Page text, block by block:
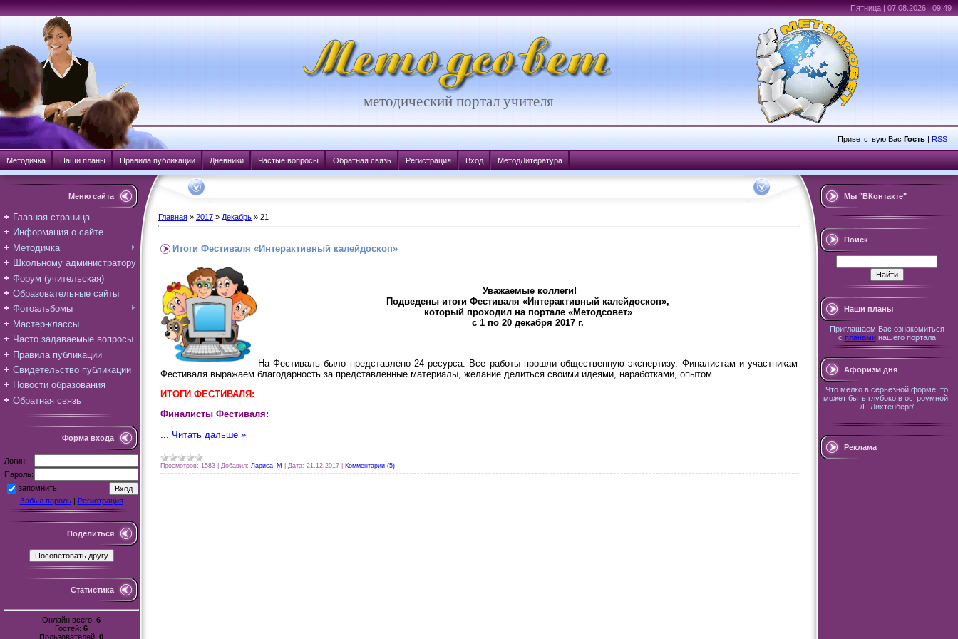
Пятница | 07.08.2026 | 09:49
методический портал учителя
Приветствую Вас Гость | RSS
Методичка Наши планы Правила публикации Дневники Частые вопросы Обратная связь Регистрация Вход МетодЛитература
Меню сайта
Главная страница
Информация о сайте
Методичка
Школьному администратору
Форум (учительская)
Образовательные сайты
Фотоальбомы
Мастер-классы
Часто задаваемые вопросы
Правила публикации
Свидетельство публикации
Новости образования
Обратная связь
Форма входа
Логин:
Пароль:
запомнить
Забыл пароль| Регистрация
Поделиться
Статистика
Онлайн всего: 6
Гостей: 6
Пользователей: 0
Главная » 2017 » Декабрь » 21
Итоги Фестиваля «Интерактивный калейдоскоп»
Уважаемые коллеги!
Подведены итоги Фестиваля «Интерактивный калейдоскоп»,
который проходил на портале «Методсовет»
с 1 по 20 декабря 2017 г.
На Фестиваль было представлено 24 ресурса. Все работы прошли общественную экспертизу. Финалистам и участникам
Фестиваля выражаем благодарность за представленные материалы, желание делиться своими идеями, наработками, опытом.
ИТОГИ ФЕСТИВАЛЯ:
Финалисты Фестиваля:
Читать дальше »
Просмотров: 1583 Добавил: Лариса_М Дата: 21.12.2017 Комментарии (5)
Мы "ВКонтакте"
Поиск
Наши планы
Приглашаем Вас ознакомиться
с планаминашего портала
Афоризм дня
Что мелко в серьезной форме, то
может быть глубоко в остроумной.
/Г. Лихтенберг/
Реклама